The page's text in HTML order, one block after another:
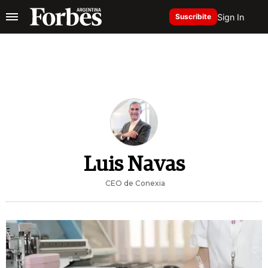
Suscribite Sign In
Luis Navas
CEO de Conexia